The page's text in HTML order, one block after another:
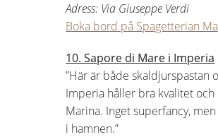
Adress: Via Giuseppe Verdi
Boka bord på Spagetterian
10. Sapore di Mare i Imperia
”Här är både skaldjurspastan
Imperia håller bra kvalitet
Marina. Inget superfancy,
i hamnen.”